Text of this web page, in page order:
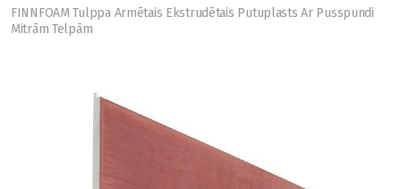
FINNFOAM Tulppa Armētais Ekstrudētais Putuplasts Ar Pusspundi
Mitrām Telpām